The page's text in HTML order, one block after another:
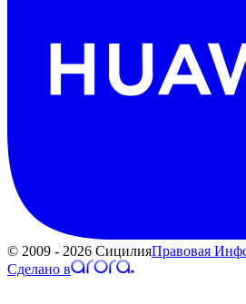
© 2009 - 2026 СицилияПравовая
Сделано в